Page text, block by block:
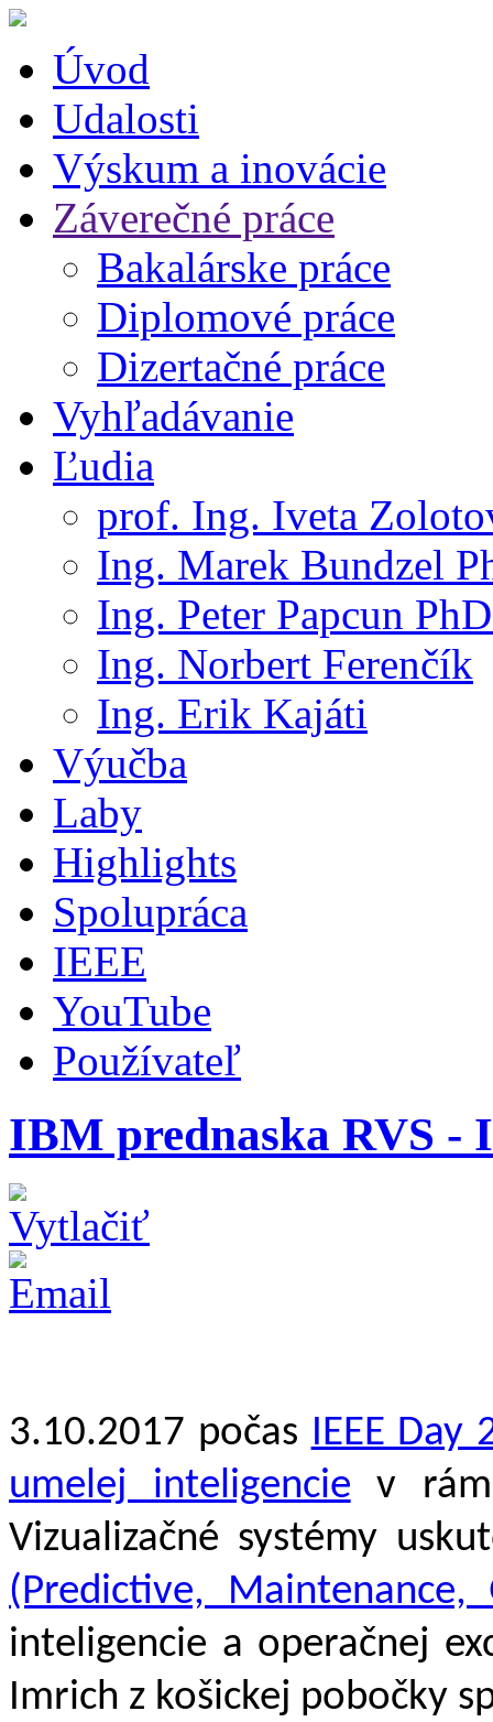
Úvod
Udalosti
Výskum a inovácie
Záverečné práce
Bakalárske práce
Diplomové práce
Dizertačné práce
Vyhľadávanie
Ľudia
prof. Ing. Iveta
Ing. Marek Bundzel
Ing. Peter Papcun
Ing. Norbert Ferenčík
Ing. Erik Kajáti
Výučba
Laby
Highlights
Spolupráca
IEEE
YouTube
Používateľ
IBM prednaska RVS -
3.10.2017 počas IEEE Day
umelej inteligencie v
Vizualizačné systémy
(Predictive, Maintenance,
inteligencie a operačnej
Imrich z košickej pobočky